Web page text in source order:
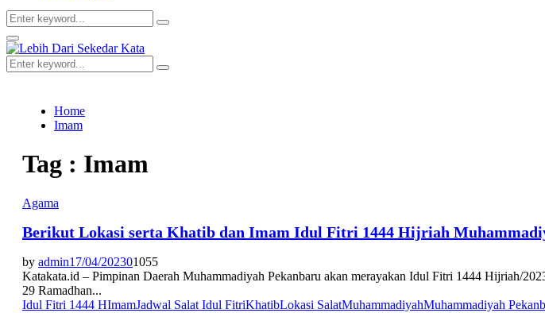
Search
for:
Search
Primary
Menu
Search
for:
Search
Home
Imam
Tag : Imam
Agama
Berikut Lokasi serta Khatib dan Imam Idul Fitri 1444 Hijriah
by admin17/04/202301055
Katakata.id – Pimpinan Daerah Muhammadiyah Pekanbaru akan merayakan Idul Fitri 1444 Hijriah/
29 Ramadhan...
Idul Fitri 1444 HImamJadwal Salat Idul FitriKhatibLokasi SalatMuhammadiyahMuhammadiyah